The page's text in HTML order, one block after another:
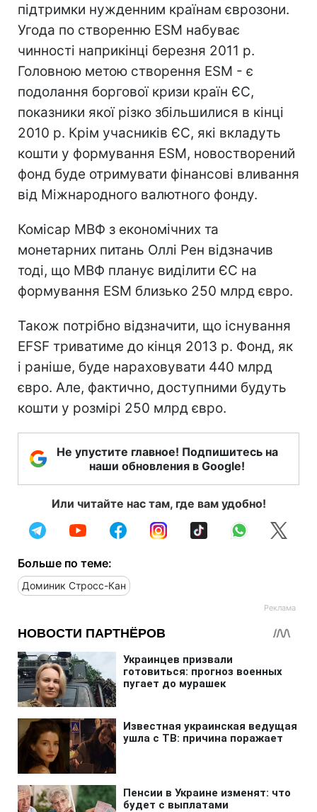
підтримки нужденним країнам єврозони.
Угода по створенню ESM набуває
чинності наприкінці березня 2011 р.
Головною метою створення ESM - є
подолання боргової кризи країн ЄС,
показники якої різко збільшилися в кінці
2010 р. Крім учасників ЄС, які вкладуть
кошти у формування ESM, новостворений
фонд буде отримувати фінансові вливання
від Міжнародного валютного фонду.
Комісар МВФ з економічних та
монетарних питань Оллі Рен відзначив
тоді, що МВФ планує виділити ЄС на
формування ESM близько 250 млрд євро.
Також потрібно відзначити, що існування
EFSF триватиме до кінця 2013 р. Фонд, як
і раніше, буде нараховувати 440 млрд
євро. Але, фактично, доступними будуть
кошти у розмірі 250 млрд євро.
Не упустите главное! Подпишитесь на
наши обновления в Google!
Или читайте нас там, где вам удобно!
Больше по теме:
Доминик Стросс-Кан